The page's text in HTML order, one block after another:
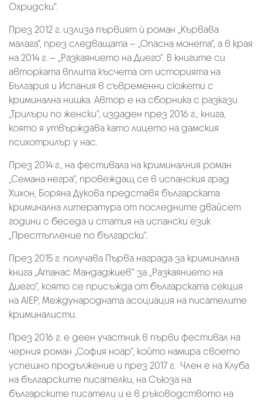
Охридски“.
През 2012 г. излиза първият ѝ роман „Кървава
малага“, през следващата – „Опасна монета“, а в края
на 2014 г. – „Разкаянието на Диего“. В книгите си
авторката вплита късчета от историята на
България и Испания в съвременни сюжети с
криминална нишка. Автор е на сборника с разкази
„Трилъри по женски“, издаден през 2016 г., книга,
която я утвърждава като лицето на дамския
психотрилър у нас.
През 2014 г., на фестивала на криминалния роман
„Семана негра“, провеждащ се в испанския град
Хихон, Боряна Дукова представя българската
криминална литература от последните двайсет
години с беседа и статия на испански език
„Престъпление по български“.
През 2015 г. получава Първа награда за криминална
книга „Атанас Мандаджиев“ за „Разкаянието на
Диего“, която се присъжда от българската секция
на AIEP, Международната асоциация на писателите
криминалисти.
През 2016 г. е деен участник в първи фестивал на
черния роман „София ноар“, който намира своето
успешно продължение и през 2017 г. Член е на Клуба
на българските писателки, на Съюза на
българските писатели и е в ръководството на